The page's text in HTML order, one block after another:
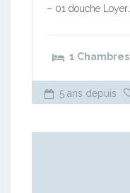
– 01 douche Loyer…
1 Chambres
5 ans depuis